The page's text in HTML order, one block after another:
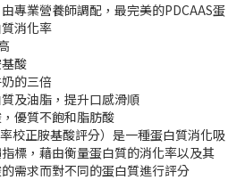
專業營養師調配，最完美的PDCAAS蛋
消化率
酸
的三倍
及油脂，提升口感滑順
優質不飽和脂肪酸
校正胺基酸評分）是一種蛋白質消化吸
標，藉由衡量蛋白質的消化率以及其
需求而對不同的蛋白質進行評分